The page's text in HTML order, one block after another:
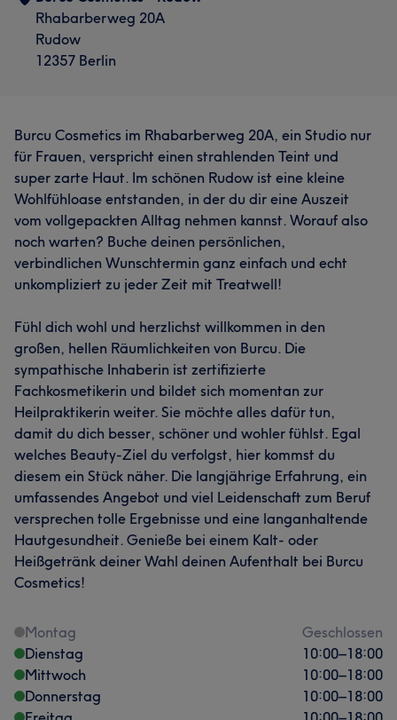
Rhabarberweg 20A
Rudow
12357 Berlin
Burcu Cosmetics im Rhabarberweg 20A, ein Studio nur
für Frauen, verspricht einen strahlenden Teint und
super zarte Haut. Im schönen Rudow ist eine kleine
Wohlfühloase entstanden, in der du dir eine Auszeit
vom vollgepackten Alltag nehmen kannst. Worauf also
noch warten? Buche deinen persönlichen,
verbindlichen Wunschtermin ganz einfach und echt
unkompliziert zu jeder Zeit mit Treatwell!
Fühl dich wohl und herzlichst willkommen in den
großen, hellen Räumlichkeiten von Burcu. Die
sympathische Inhaberin ist zertifizierte
Fachkosmetikerin und bildet sich momentan zur
Heilpraktikerin weiter. Sie möchte alles dafür tun,
damit du dich besser, schöner und wohler fühlst. Egal
welches Beauty-Ziel du verfolgst, hier kommst du
diesem ein Stück näher. Die langjährige Erfahrung, ein
umfassendes Angebot und viel Leidenschaft zum Beruf
versprechen tolle Ergebnisse und eine langanhaltende
Hautgesundheit. Genieße bei einem Kalt- oder
Heißgetränk deiner Wahl deinen Aufenthalt bei Burcu
Cosmetics!
Montag
Geschlossen
Dienstag
10:00–18:00
Mittwoch
10:00–18:00
Donnerstag
10:00–18:00